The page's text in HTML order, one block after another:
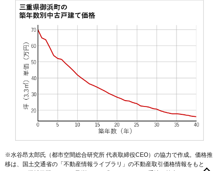
※水谷昂太郎氏（都市空間総合研究所 代表取締役CEO）の協力で作成。価格推
移は、国土交通省の「 不動産情報ライブラリ 」の不動産取引価格情報をもと